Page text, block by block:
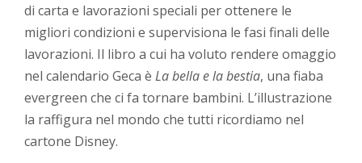
di carta e lavorazioni speciali per ottenere le
migliori condizioni e supervisiona le fasi finali delle
lavorazioni. Il libro a cui ha voluto rendere omaggio
nel calendario Geca èLa bella e la bestia, una fiaba
evergreen che ci fa tornare bambini. L’illustrazione
la raffigura nel mondo che tutti ricordiamo nel
cartone Disney.